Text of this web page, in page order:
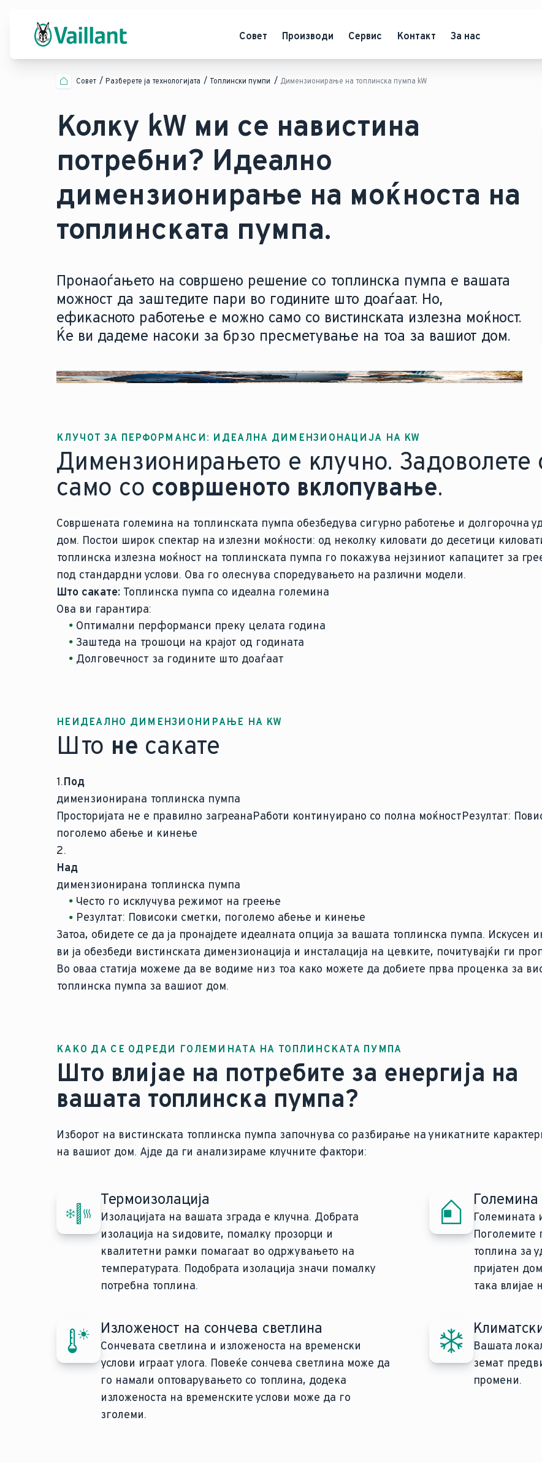
Совет Производи Сервис Контакт За нас
Совет Разберете ја технологијата Топлински пумпи Димензионирање на топлинска пумпа kW
Колку kW ми се навистина
потребни? Идеално
димензионирање на моќноста на
топлинската пумпа.
Пронаоѓањето на совршено решение со топлинска пумпа е вашата
можност да заштедите пари во годините што доаѓаат. Но,
ефикасното работење е можно само со вистинската излезна моќност.
Ќе ви дадеме насоки за брзо пресметување на тоа за вашиот дом.
КЛУЧОТ ЗА ПЕРФОРМАНСИ: ИДЕАЛНА ДИМЕНЗИОНАЦИЈА НА KW
Димензионирањето е клучно. Задоволете
само со совршеното вклопување.
Совршената големина на топлинската пумпа обезбедува сигурно работење и долгорочна
дом. Постои широк спектар на излезни моќности: од неколку киловати до десетици
топлинска излезна моќност на топлинската пумпа го покажува нејзиниот капацитет за
под стандардни услови. Ова го олеснува споредувањето на различни модели.
Што сакате: Топлинска пумпа со идеална големина
Ова ви гарантира:
Оптимални перформанси преку целата година
Заштеда на трошоци на крајот од годината
Долговечност за годините што доаѓаат
НЕИДЕАЛНО ДИМЕНЗИОНИРАЊЕ НА KW
Што не сакате
1.Под
димензионирана топлинска пумпа
Просторијата не е правилно загреанаРаботи континуирано со полна моќностРезултат:
поголемо абење и кинење
2.
Над
димензионирана топлинска пумпа
Често го исклучува режимот на греење
Резултат: Повисоки сметки, поголемо абење и кинење
Затоа, обидете се да ја пронајдете идеалната опција за вашата топлинска пумпа. Искусен
ви ја обезбеди вистинската димензионација и инсталација на цевките, почитувајќи ги
Во оваа статија можеме да ве водиме низ тоа како можете да добиете прва проценка за
топлинска пумпа за вашиот дом.
КАКО ДА СЕ ОДРЕДИ ГОЛЕМИНАТА НА ТОПЛИНСКАТА ПУМПА
Што влијае на потребите за енергија на
вашата топлинска пумпа?
Изборот на вистинската топлинска пумпа започнува со разбирање на уникатните
на вашиот дом. Ајде да ги анализираме клучните фактори:
Термоизолација
Изолацијата на вашата зграда е клучна. Добрата
изолација на ѕидовите, помалку прозорци и
квалитетни рамки помагаат во одржувањето на
температурата. Подобрата изолација значи помалку
потребна топлина.
Големина
Големината
Поголемите
топлина за
пријатен
така влијае
Изложеност на сончева светлина
Сончевата светлина и изложеноста на временски
услови играат улога. Повеќе сончева светлина може да
го намали оптоварувањето со топлина, додека
изложеноста на временските услови може да го
зголеми.
Вашата
земат
промени.